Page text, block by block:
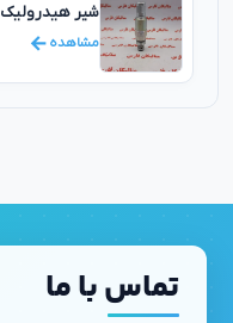
شیر هیدرولیک DANFOSS RV5-10-C-0-50 (2252)
مشاهده
تماس با ما